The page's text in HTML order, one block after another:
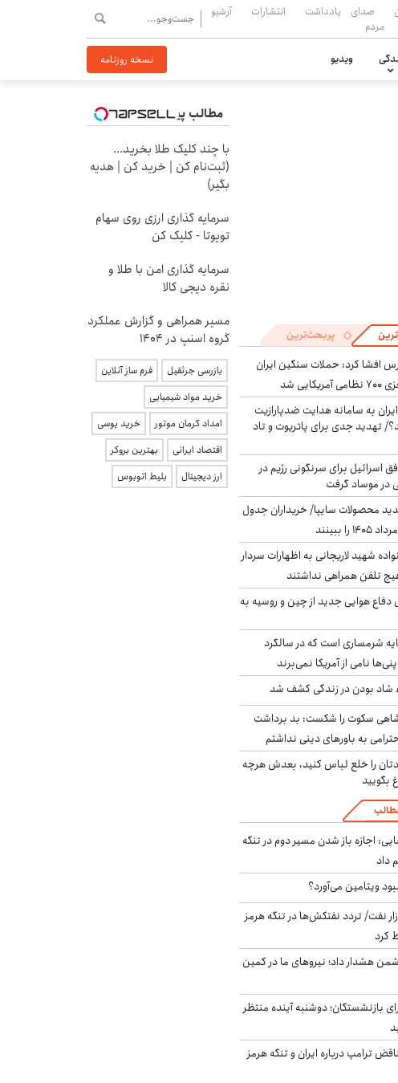
صدای
مردم
یادداشت انتشارات آرشیو
ویدیو نسخه روزنامه
پربحث‌ترین
افشا کرد: حملات سنگین ایران
شد
به سامانه هدایت ضدپارازیت
تهدید جدی برای پاتریوت و تاد
اسرائیل برای سرنگونی رژیم در
در موساد گرفت
محصولات سایپا/ خریداران جدول
شهید لاریجانی به اظهارات سردار
تلفن همراهی نداشتند
دفاع هوایی جدید از چین و روسیه به
شرمساری است که در سالگرد
نامی از آمریکا نمی‌برند
شاد بودن در زندگی کشف شد
سکوت را شکست: بد برداشت
به باورهای دینی نداشتم
را خلع لباس کنید، بعدش هرچه
بگویید
اجازه باز شدن مسیر دوم در تنگه
داد
ویتامین می‌آورد؟
نفت/ تردد نفتکش‌ها در تنگه هرمز
هشدار داد؛ نیروهای ما در کمین
بازنشستگان؛ دوشنبه آینده منتظر
ترامپ درباره ایران و تنگه هرمز
مطالب پیشنهادی
با چند کلیک طلا بخرید...
(ثبت‌نام کن | خرید کن | هدیه
بگیر)
سرمایه گذاری ارزی روی سهام
تویوتا - کلیک کن
سرمایه گذاری امن با طلا و
نقره دیجی کالا
مسیر همراهی و گزارش عملکرد
گروه اسنپ در ۱۴۰۴
بازرسی جرثقیل
فرم ساز آنلاین
خرید مواد شیمیایی
امداد کرمان موتور
خرید یوسی
اقتصاد ایرانی
بهترین بروکر
ارز دیجیتال
بلیط اتوبوس